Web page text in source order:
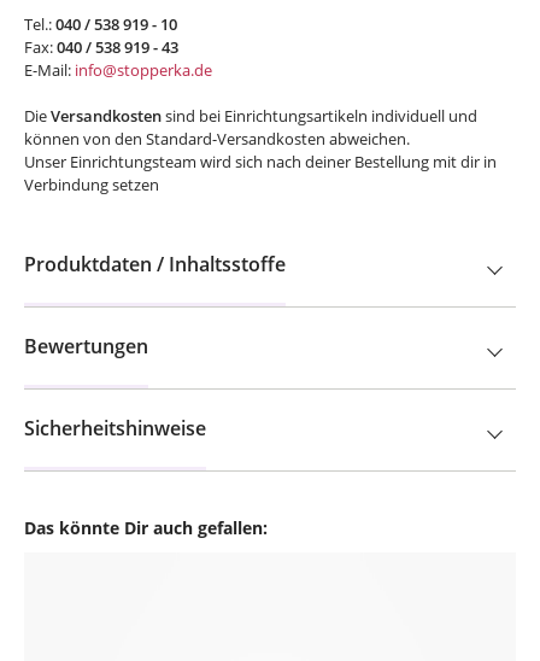
Das könnte Dir auch gefallen:
Tel.:040 / 538 919 - 10
Fax:040 / 538 919 - 43
E-Mail: info@stopperka.de
DieVersandkostensind bei Einrichtungsartikeln individuell und
können von den Standard-Versandkosten abweichen.
Unser Einrichtungsteam wird sich nach deiner Bestellung mit dir in
Verbindung setzen
Produktdaten / Inhaltsstoffe
Bewertungen
Sicherheitshinweise